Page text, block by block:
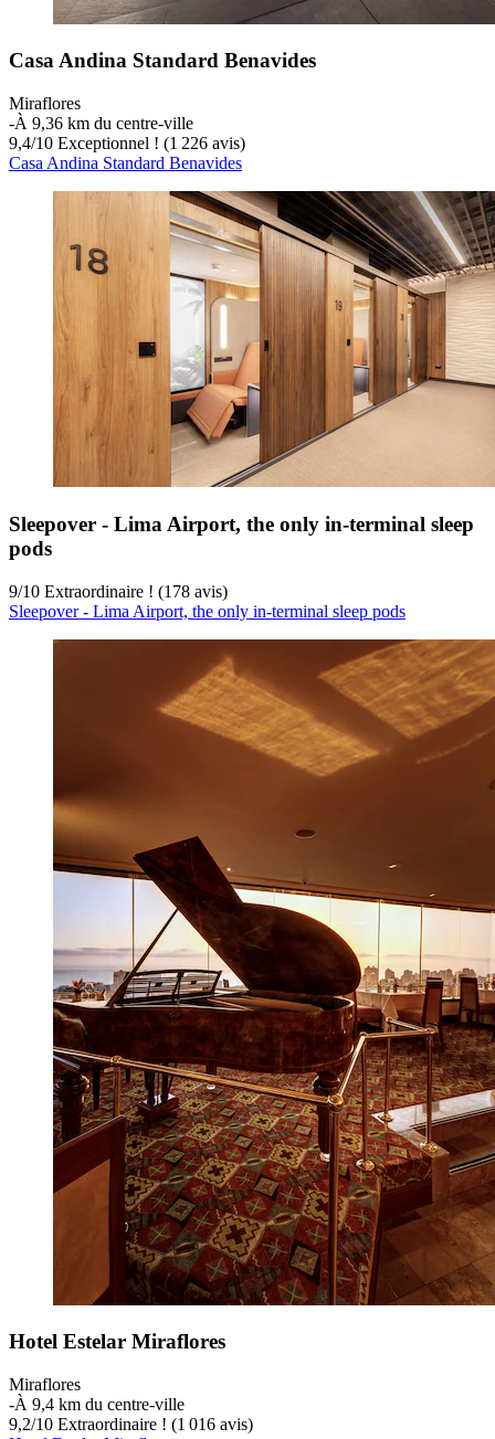
Casa Andina Standard Benavides
Miraflores
‐À 9,36 km du centre-ville
9,4/10 Exceptionnel ! (1 226 avis)
Casa Andina Standard Benavides
Sleepover - Lima Airport, the only in-terminal sleep
pods
9/10 Extraordinaire ! (178 avis)
Sleepover - Lima Airport, the only in-terminal sleep pods
Hotel Estelar Miraflores
Miraflores
‐À 9,4 km du centre-ville
9,2/10 Extraordinaire ! (1 016 avis)